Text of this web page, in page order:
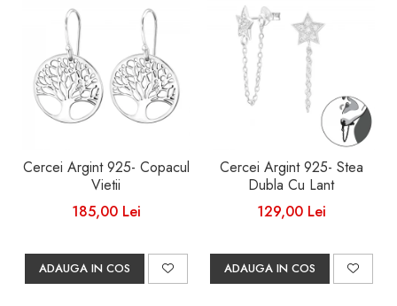
Cercei Argint 925- Copacul
Vietii
185,00 Lei
ADAUGA IN COS
Cercei Argint 925- Stea
Dubla Cu Lant
129,00 Lei
ADAUGA IN COS